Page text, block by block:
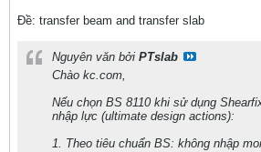
Ðề: transfer beam and transfer slab
Nguyên văn bởi PTslab
Chào kc.com,
Nếu chọn BS 8110 khi sử dụng
nhập lực (ultimate design actions):
1. Theo tiêu chuẩn BS: không nhập